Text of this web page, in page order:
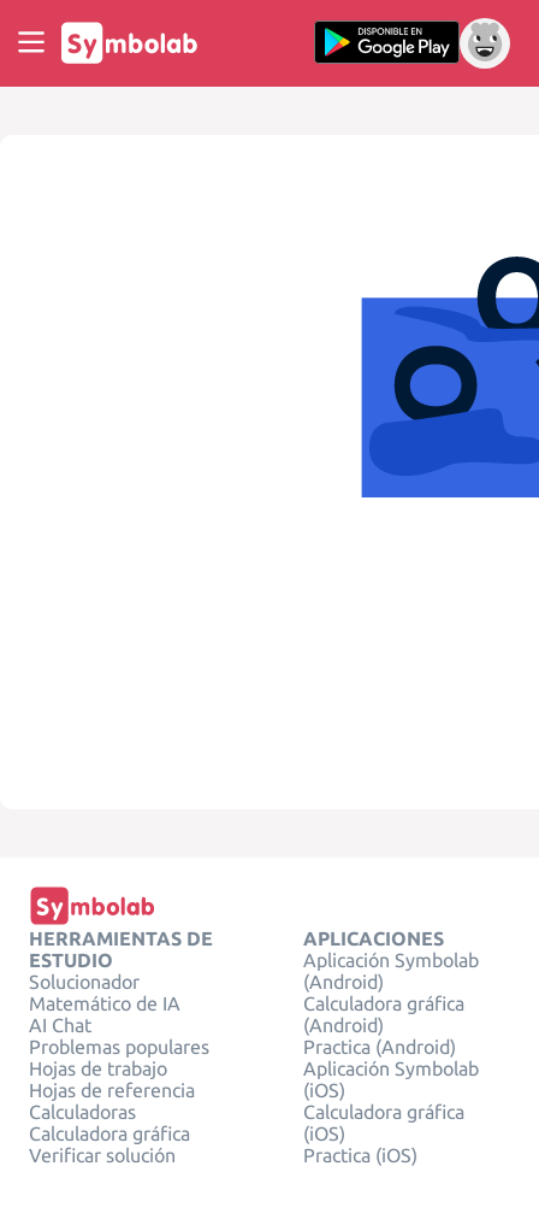
HERRAMIENTAS DE
ESTUDIO
Solucionador
Matemático de IA
AI Chat
Problemas populares
Hojas de trabajo
Hojas de referencia
Calculadoras
Calculadora gráfica
Verificar solución
APLICACIONES
Aplicación Symbolab
(Android)
Calculadora gráfica
(Android)
Practica (Android)
Aplicación Symbolab
(iOS)
Calculadora gráfica
(iOS)
Practica (iOS)